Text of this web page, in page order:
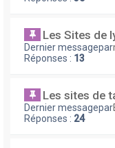
Les Sites de
Dernier messagepar
Réponses : 13
Les sites de
Dernier messagepar
Réponses : 24